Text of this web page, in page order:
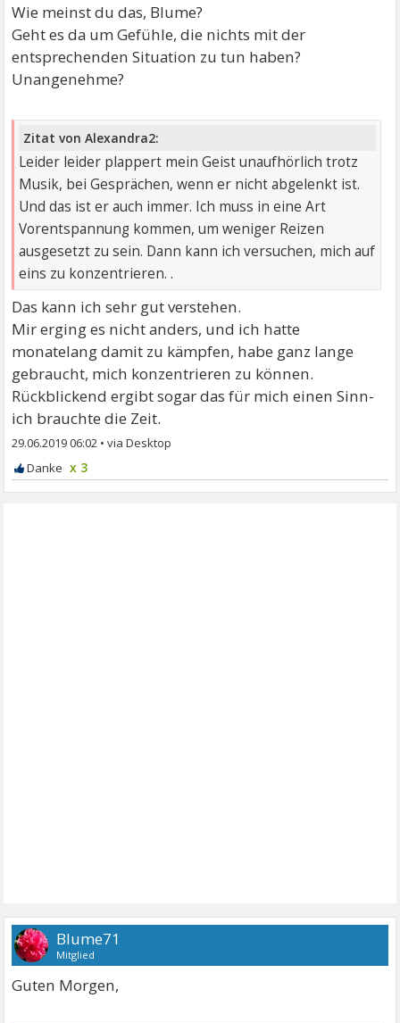
Wie meinst du das, Blume?
Geht es da um Gefühle, die nichts mit der
entsprechenden Situation zu tun haben?
Unangenehme?
Zitat von Alexandra2:
Leider leider plappert mein Geist unaufhörlich trotz
Musik, bei Gesprächen, wenn er nicht abgelenkt ist.
Und das ist er auch immer. Ich muss in eine Art
Vorentspannung kommen, um weniger Reizen
ausgesetzt zu sein. Dann kann ich versuchen, mich auf
eins zu konzentrieren. .
Das kann ich sehr gut verstehen.
Mir erging es nicht anders, und ich hatte
monatelang damit zu kämpfen, habe ganz lange
gebraucht, mich konzentrieren zu können.
Rückblickend ergibt sogar das für mich einen Sinn-
ich brauchte die Zeit.
29.06.2019 06:02 •
x 3
Blume71
Mitglied
Guten Morgen,